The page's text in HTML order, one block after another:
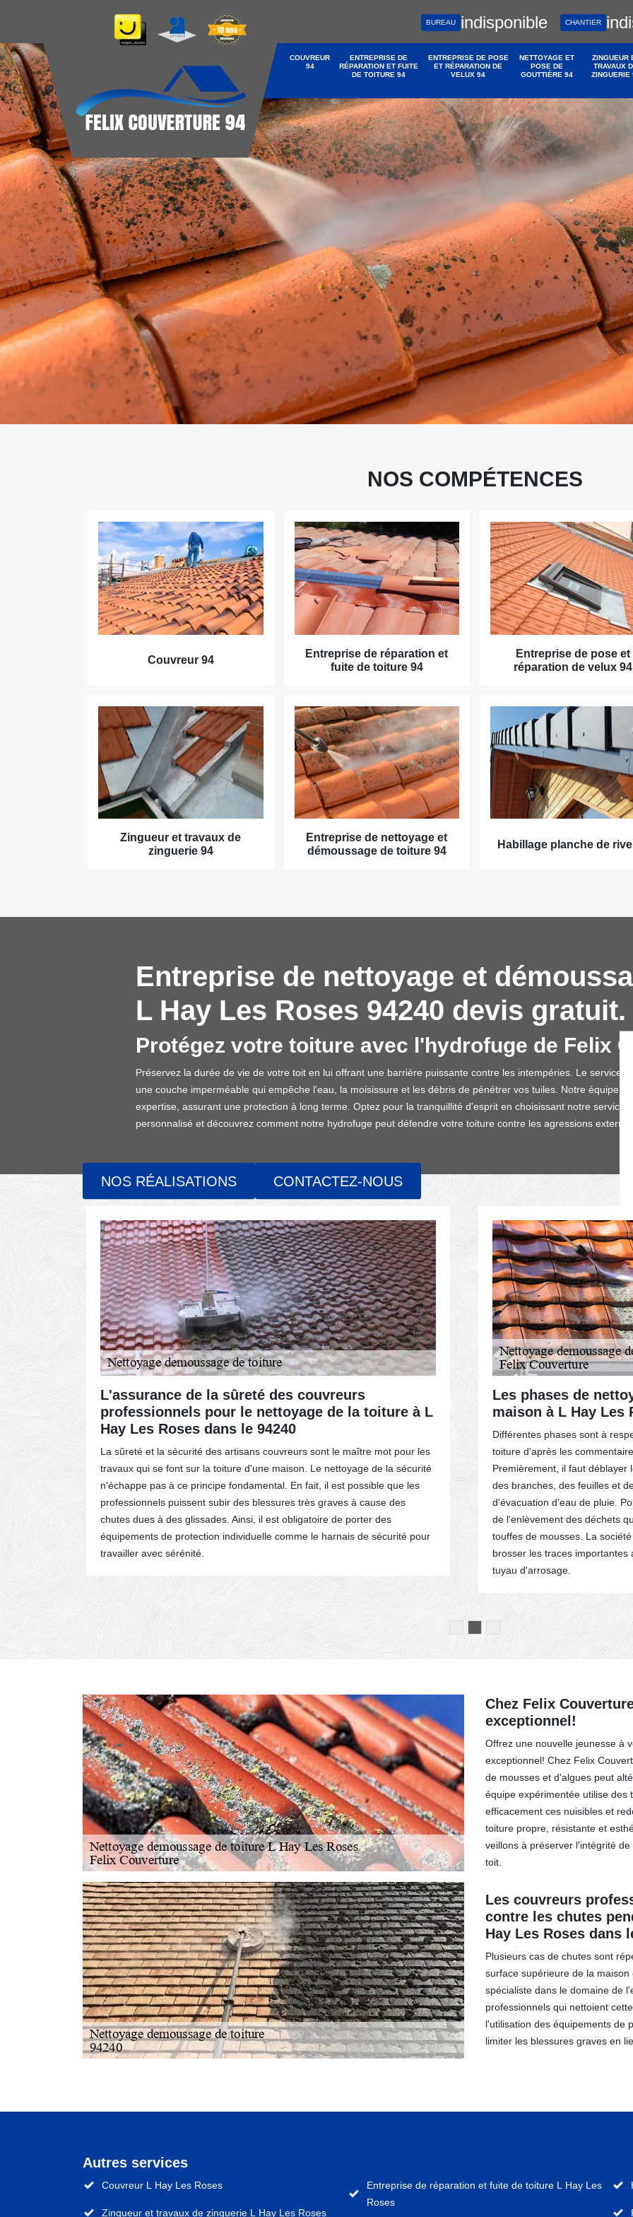
BUREAU indisponible CHANTIER
COUVREUR
94
ENTREPRISE DE
RÉPARATION ET FUITE
DE TOITURE 94
ENTREPRISE DE POSE
ET RÉPARATION DE
VELUX 94
NETTOYAGE ET
POSE DE
GOUTTIÈRE 94
ZINGUEUR
TRAVAUX
ZINGUERIE
NOS RÉALISATIONS CONTACTEZ-NOUS
NOS COMPÉTENCES
Couvreur 94
Entreprise de réparation et
fuite de toiture 94
Entreprise de pose et
réparation de velux 94
Zingueur et travaux de
zinguerie 94
Entreprise de nettoyage et
démoussage de toiture 94
Habillage planche de
Entreprise de nettoyage et
L Hay Les Roses 94240 devis gratuit.
Protégez votre toiture avec l'hydrofuge de Felix
Préservez la durée de vie de votre toit en lui offrant une barrière puissante contre les intempéries. Le service
une couche imperméable qui empêche l'eau, la moisissure et les débris de pénétrer vos tuiles. Notre équipe
expertise, assurant une protection à long terme. Optez pour la tranquillité d'esprit en choisissant notre service!
personnalisé et découvrez comment notre hydrofuge peut défendre votre toiture contre les agressions
le
Les
et
de
L'assurance de la sûreté des couvreurs
professionnels pour le nettoyage de la toiture à L
Hay Les Roses dans le 94240
La sûreté et la sécurité des artisans couvreurs sont le maître mot pour les
travaux qui se font sur la toiture d'une maison. Le nettoyage de la sécurité
n'échappe pas à ce principe fondamental. En fait, il est possible que les
professionnels puissent subir des blessures très graves à cause des
chutes dues à des glissades. Ainsi, il est obligatoire de porter des
équipements de protection individuelle comme le harnais de sécurité pour
travailler avec sérénité.
Les phases de
maison à L Hay Les
Différentes phases sont à
toiture d'après les
Premièrement, il faut déblayer
des branches, des feuilles et
d'évacuation d'eau de pluie.
de l'enlèvement des déchets
touffes de mousses. La
brosser les traces
tuyau d'arrosage.
Chez Felix
exceptionnel!
Offrez une nouvelle jeunesse à
exceptionnel! Chez Felix
de mousses et d'algues peut
équipe expérimentée utilise des
efficacement ces nuisibles et
toiture propre, résistante et
veillons à préserver l'intégrité
toit.
Les couvreurs
contre les chutes
Hay Les Roses dans
Plusieurs cas de chutes sont
surface supérieure de la
spécialiste dans le domaine de
professionnels qui nettoient
l'utilisation des équipements de
limiter les blessures graves en
Autres services
Couvreur L Hay Les Roses
Zingueur et travaux de zinguerie L Hay Les Roses
Entreprise de réparation et fuite de toiture L Hay Les
Roses